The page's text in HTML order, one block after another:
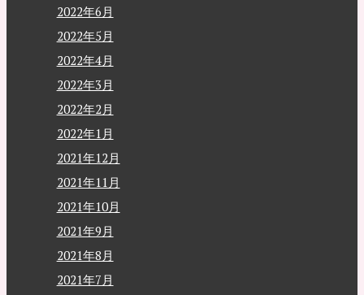
2022年6月
2022年5月
2022年4月
2022年3月
2022年2月
2022年1月
2021年12月
2021年11月
2021年10月
2021年9月
2021年8月
2021年7月